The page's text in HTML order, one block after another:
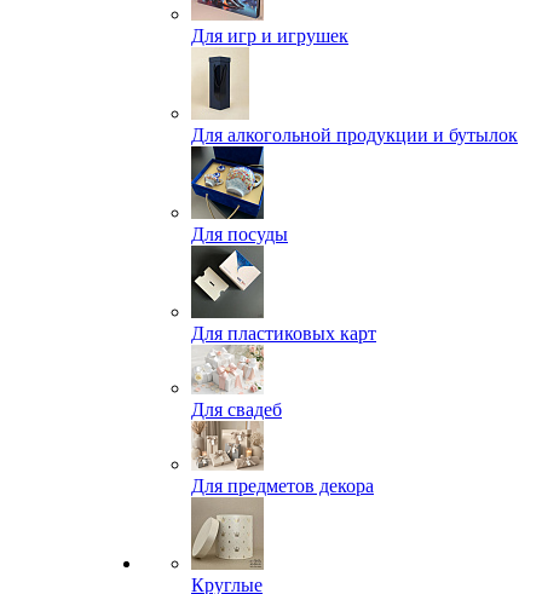
Для игр и игрушек
Для алкогольной продукции и бутылок
Для посуды
Для пластиковых карт
Для свадеб
Для предметов декора
Круглые